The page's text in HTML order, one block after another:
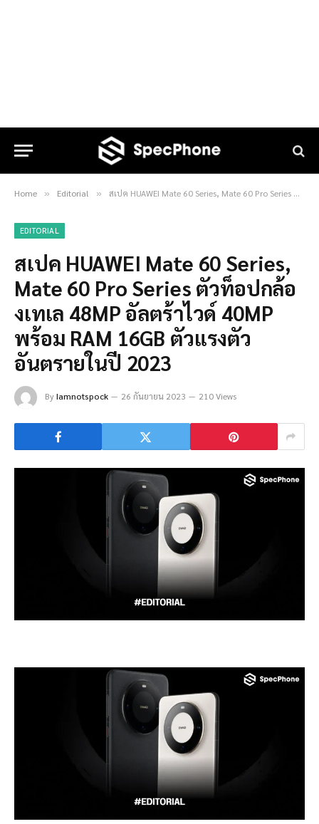
Home » Editorial » สเปค HUAWEI Mate 60 Series, Mate 60 Pro Series ตัวท็อปกล้องเทเล 48MP อัลตร้าไวด์ 40MP พร้อม RAM 16GB ตัวแรงตัวอันตรายในปี 2023
EDITORIAL
สเปค HUAWEI Mate 60 Series,
Mate 60 Pro Series ตัวท็อปกล้อ
งเทเล 48MP อัลตร้าไวด์ 40MP
พร้อม RAM 16GB ตัวแรงตัว
อันตรายในปี 2023
ByIamnotspock 26 กันยายน 2023 210 Views